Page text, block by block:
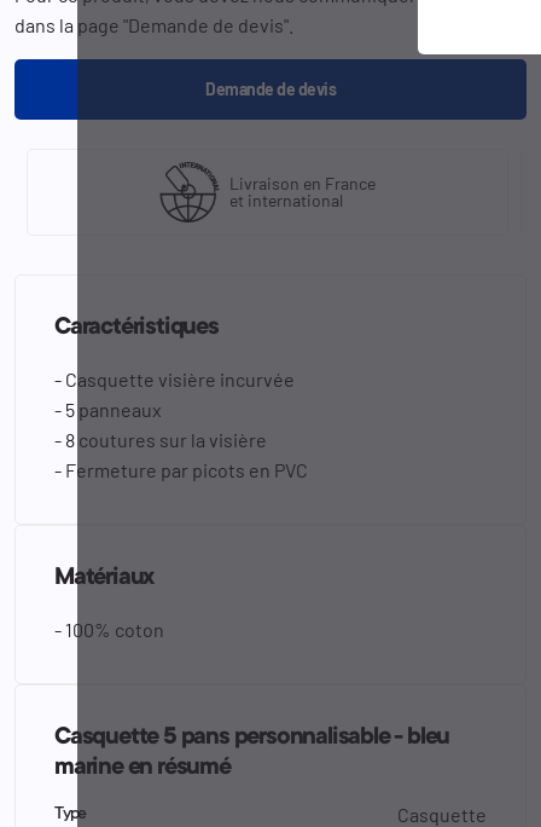
dans la page "Demande de devis".
Demande de devis
Livraison en France
et international
Caractéristiques
- Casquette visière incurvée
- 5 panneaux
- 8 coutures sur la visière
- Fermeture par picots en PVC
Matériaux
- 100% coton
Casquette 5 pans personnalisable - bleu
marine en résumé
Type Casquette